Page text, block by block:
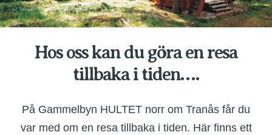
Hos oss kan du göra en resa
tillbaka i tiden….
På Gammelbyn HULTET norr om Tranås får du
var med om en resa tillbaka i tiden. Här finns ett